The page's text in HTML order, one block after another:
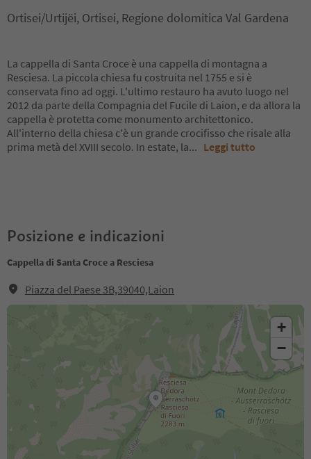
Ortisei/Urtijëi, Ortisei, Regione dolomitica Val Gardena
La cappella di Santa Croce è una cappella di montagna a
Resciesa. La piccola chiesa fu costruita nel 1755 e si è
conservata fino ad oggi. L'ultimo restauro ha avuto luogo nel
2012 da parte della Compagnia del Fucile di Laion, e da allora la
cappella è protetta come monumento architettonico.
All'interno della chiesa c'è un grande crocifisso che risale alla
prima metà del XVIII secolo. In estate, la... Leggi tutto
Posizione e indicazioni
Cappella di Santa Croce a Resciesa
Piazza del Paese 3B,39040,Laion
+
−